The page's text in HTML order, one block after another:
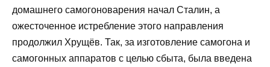
домашнего самогоноварения начал Сталин, а
ожесточенное истребление этого направления
продолжил Хрущёв. Так, за изготовление самогона и
самогонных аппаратов с целью сбыта, была введена